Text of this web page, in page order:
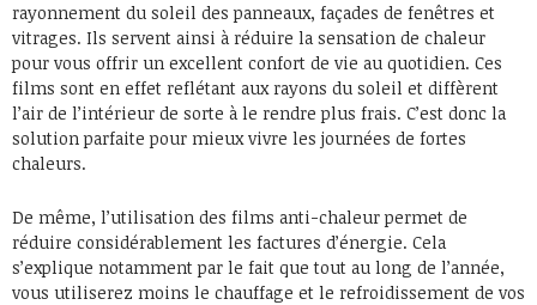
rayonnement du soleil des panneaux, façades de fenêtres et
vitrages. Ils servent ainsi à réduire la sensation de chaleur
pour vous offrir un excellent confort de vie au quotidien. Ces
films sont en effet reflétant aux rayons du soleil et diffèrent
l’air de l’intérieur de sorte à le rendre plus frais. C’est donc la
solution parfaite pour mieux vivre les journées de fortes
chaleurs.
De même, l’utilisation des films anti-chaleur permet de
réduire considérablement les factures d’énergie. Cela
s’explique notamment par le fait que tout au long de l’année,
vous utiliserez moins le chauffage et le refroidissement de vos